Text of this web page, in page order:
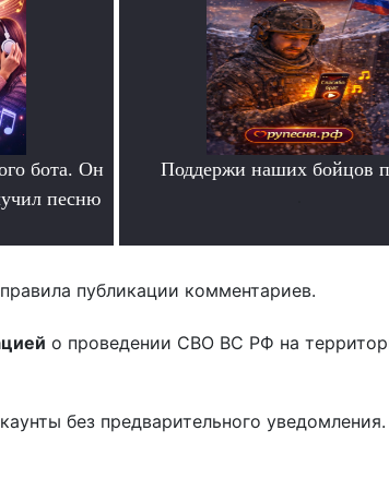
бота. Он
песню
Поддержи наших бойцов
публикации комментариев.
о проведении СВО ВС РФ на
без предварительного уведомления.